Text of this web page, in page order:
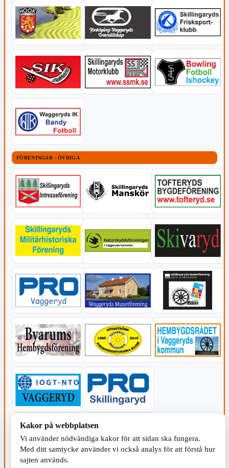
FÖRENINGAR - ÖVRIGA
KOMMUNEN
Kakor på webbplatsen
Vi använder nödvändiga kakor för att sidan ska fungera.
Med ditt samtycke använder vi också analys för att förstå hur
sajten används.